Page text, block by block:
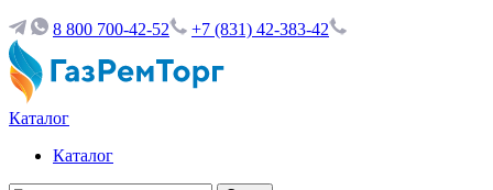
8 800 700-42-52 +7 (831) 42-383-42
Каталог
Каталог